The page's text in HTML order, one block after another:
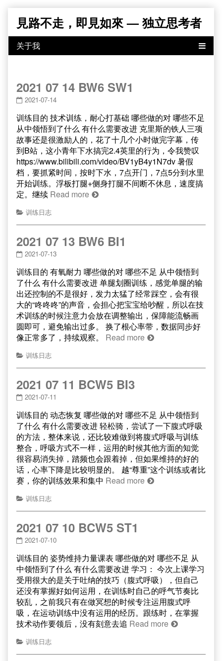
content
見路不走，即見如來 — 独立思考者
2021 07 14 BW6 SW1
2021-07-14
训练目的 技术训练，耐心打基础 哪些做的对 哪些不足
从中领悟到了什么 有什么需要改进 克里斯的铁人三项
故事还是很激励人的，花了十几个小时做完字幕，传
到B站，这小青年下水搞完2.4英里的行为，令我赞叹
https://www.bilibili.com/video/BV1yB4y1N7dv 暑假
档，要抓紧时间，按时下水，7点开门，7点5分到水里
开始训练。浮板打腿+侧身打腿不间断不休息，速度搞
定。继续 Read more
训练日志
2021 07 13 BW6 BI1
2021-07-13
训练目的 有氧耐力 哪些做的对 哪些不足 从中领悟到
了什么 有什么需要改进 单腿划圈训练，感觉单腿的输
出还控制的不是很好，发力太猛了经常踩空，会有很
大的“咚咚咚”的声音，会担心把宝宝给吵醒，所以在技
术训练的时候注意力会放在调整输出，保障能流畅画
圆即可，避免输出过多。 换了根心率带，数据同步好
像正常多了，持续观察。 Read more
训练日志
2021 07 11 BCW5 BI3
2021-07-11
训练目的 动态恢复 哪些做的对 哪些不足 从中领悟到
了什么 有什么需要改进 轻松骑，尝试了一下腹式呼吸
的方法，整体来说，还比较难做到将腹式呼吸与训练
整合，呼吸方式不一样，运用的时候其他方面的知觉
很容易消失掉，踏频也会跟着掉，但如果维持的好的
话，心率下降是比较明显的。 越“尊重”这个训练或者比
赛，你的训练效果和集中 Read more
训练日志
2021 07 10 BCW5 ST1
2021-07-10
训练目的 姿势维持力量课表 哪些做的对 哪些不足 从
中领悟到了什么 有什么需要改进 学习： 今次上课学习
受用很大的是关于吐纳的技巧（腹式呼吸），但自己
还没有掌握好如何运用，在训练时自己的呼气节奏比
较乱，之前我只有在做冥想的时候专注运用腹式呼
吸，在运动训练中没有运用的经历。跟练时，在掌握
技术动作要领后，没有刻意去追 Read more
训练日志